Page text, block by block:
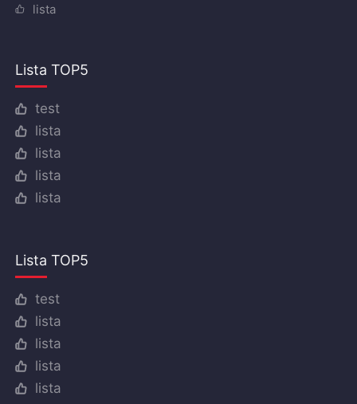
lista
Lista TOP5
test
lista
lista
lista
lista
Lista TOP5
test
lista
lista
lista
lista